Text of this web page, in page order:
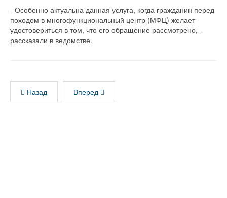
- Особенно актуальна данная услуга, когда гражданин перед
походом в многофункциональный центр (МФЦ) желает
удостовериться в том, что его обращение рассмотрено, -
рассказали в ведомстве.
Назад Вперед